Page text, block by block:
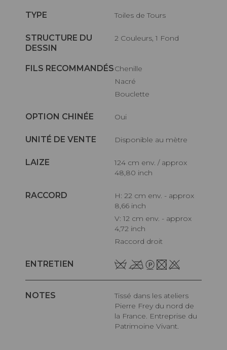
TYPE Toiles de Tours
STRUCTURE DU
DESSIN
2 Couleurs, 1 Fond
FILS RECOMMANDÉS
Chenille
Nacré
Bouclette
OPTION CHINÉE Oui
UNITÉ DE VENTE Disponible au mètre
LAIZE
124 cm env. / approx
48,80 inch
RACCORD
H: 22 cm env. - approx
8,66 inch
V: 12 cm env. - approx
4,72 inch
Raccord droit
ENTRETIEN
NOTES
Tissé dans les ateliers
Pierre Frey du nord de
la France. Entreprise du
Patrimoine Vivant.